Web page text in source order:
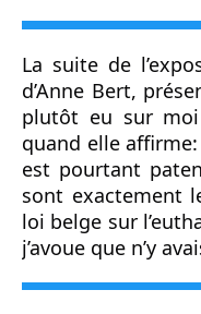
La suite de
d’Anne Bert,
plutôt eu sur moi
quand elle affirme:
est pourtant
sont exactement
loi belge sur
j’avoue que n’y